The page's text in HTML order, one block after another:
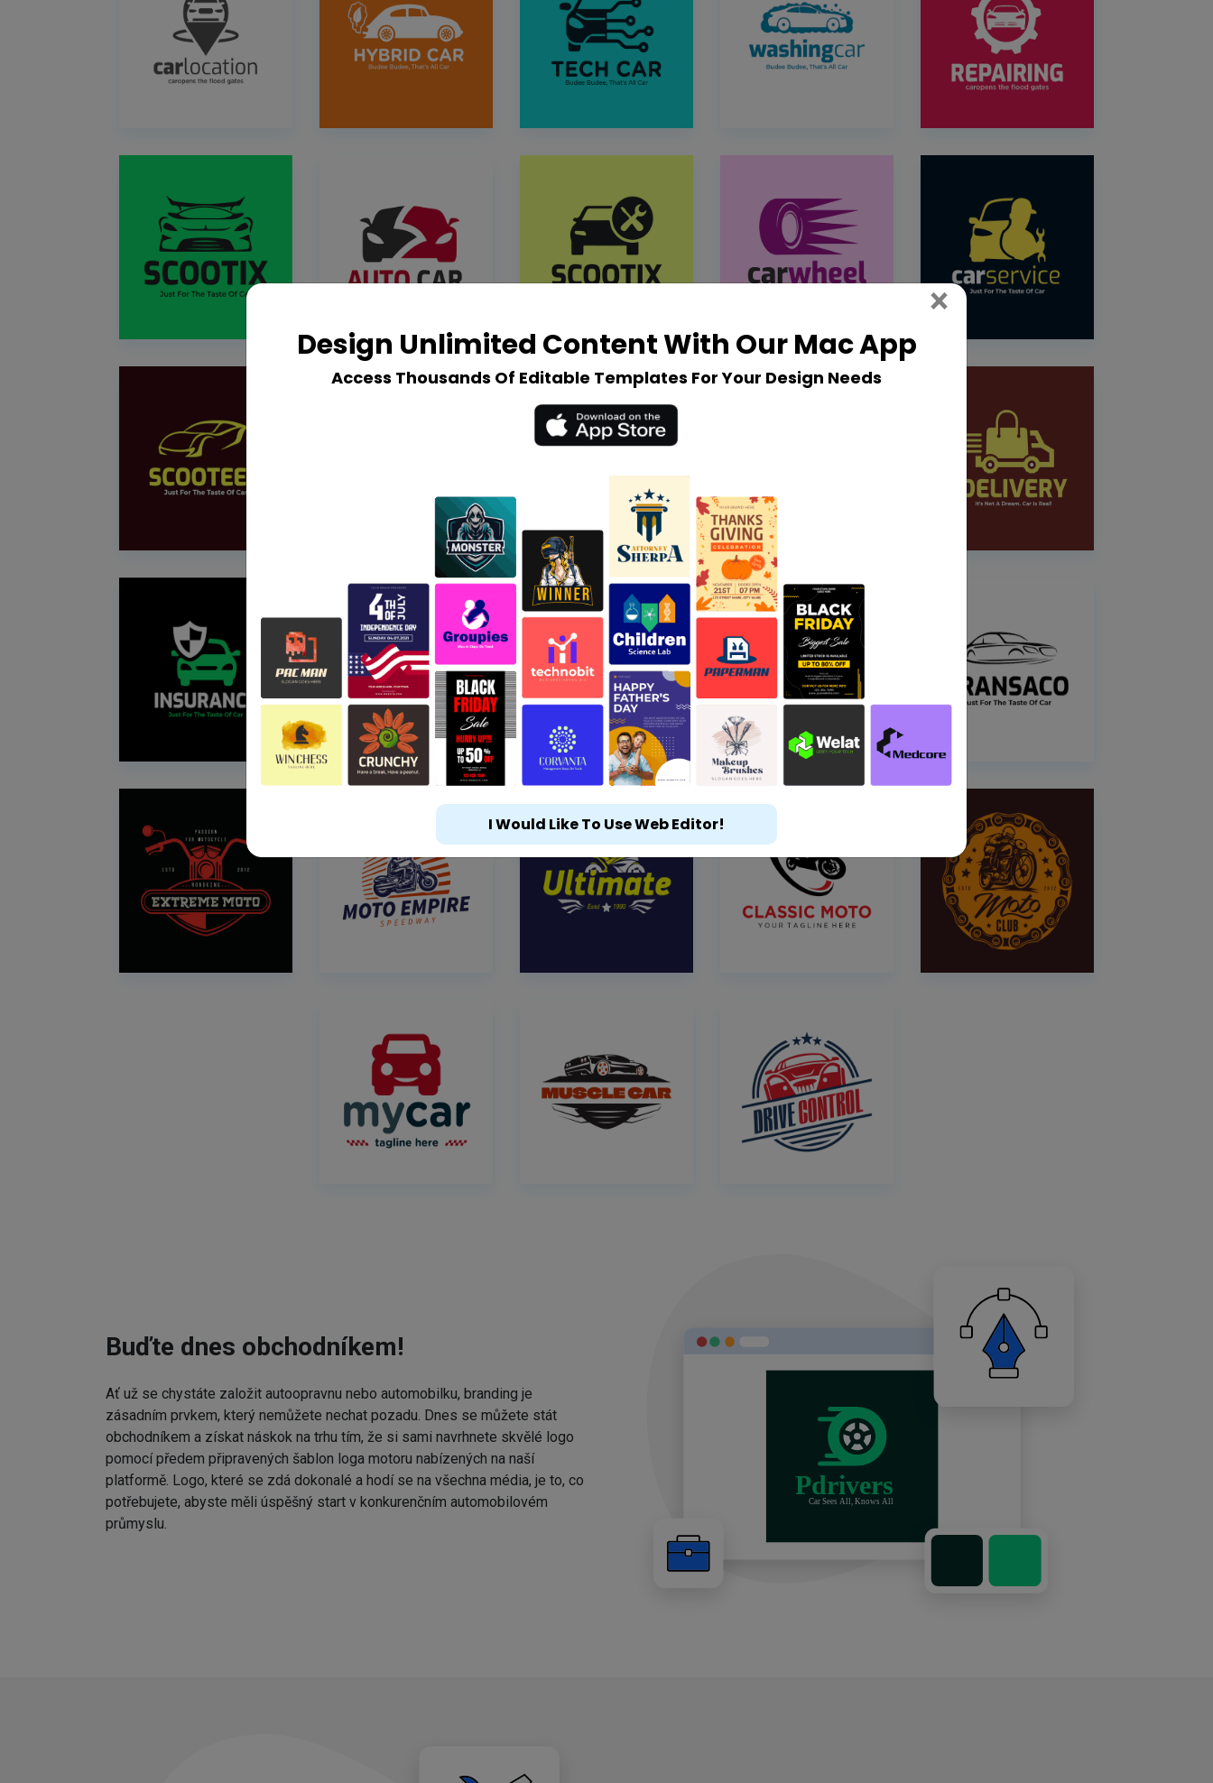
Buďte dnes obchodníkem!
Ať už se chystáte založit autoopravnu nebo automobilku, branding je
zásadním prvkem, který nemůžete nechat pozadu. Dnes se můžete stát
obchodníkem a získat náskok na trhu tím, že si sami navrhnete skvělé logo
pomocí předem připravených šablon loga motoru nabízených na naší
platformě. Logo, které se zdá dokonalé a hodí se na všechna média, je to, co
potřebujete, abyste měli úspěšný start v konkurenčním automobilovém
průmyslu.
Design Unlimited Content With Our Mac App
Access Thousands Of Editable Templates For Your Design Needs
× Close
I Would Like To Use Web Editor!